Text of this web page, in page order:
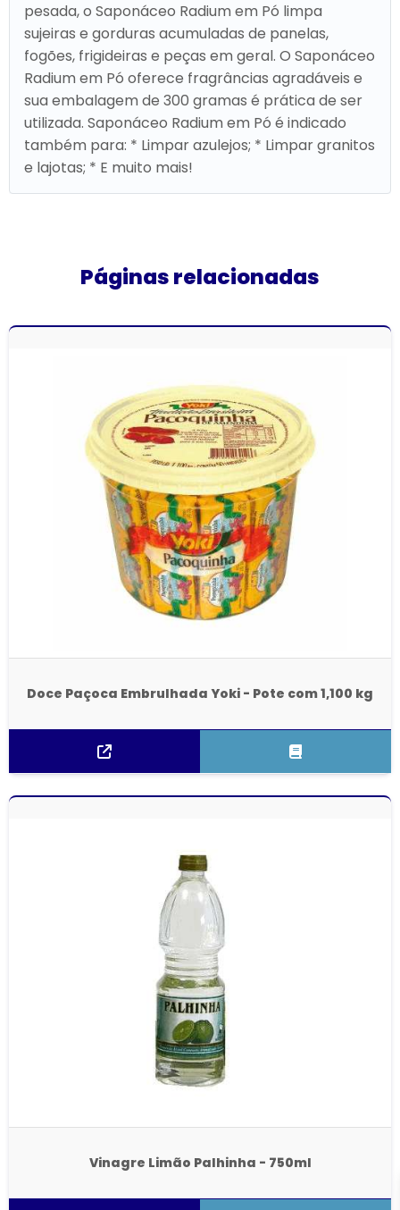
pesada, o Saponáceo Radium em Pó limpa
sujeiras e gorduras acumuladas de panelas,
fogões, frigideiras e peças em geral. O Saponáceo
Radium em Pó oferece fragrâncias agradáveis e
sua embalagem de 300 gramas é prática de ser
utilizada. Saponáceo Radium em Pó é indicado
também para: * Limpar azulejos; * Limpar granitos
e lajotas; * E muito mais!
Páginas relacionadas
Doce Paçoca Embrulhada Yoki - Pote com 1,100 kg
Vinagre Limão Palhinha - 750ml